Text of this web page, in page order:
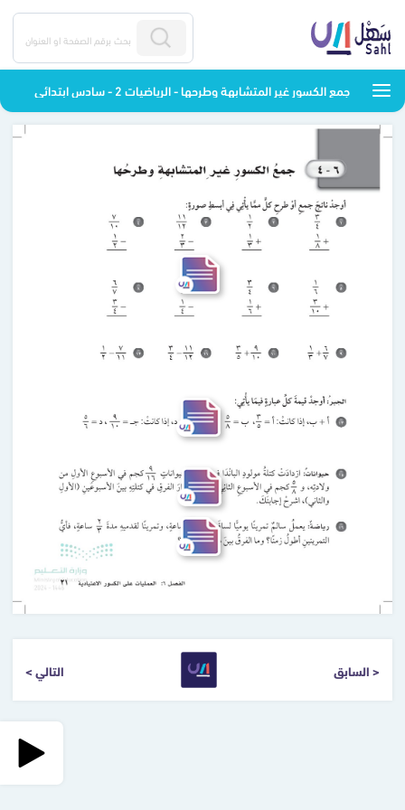
جمع الكسور غير المتشابهة وطرحها - الرياضيات 2 - سادس ابتدائي
< السابق التالي >